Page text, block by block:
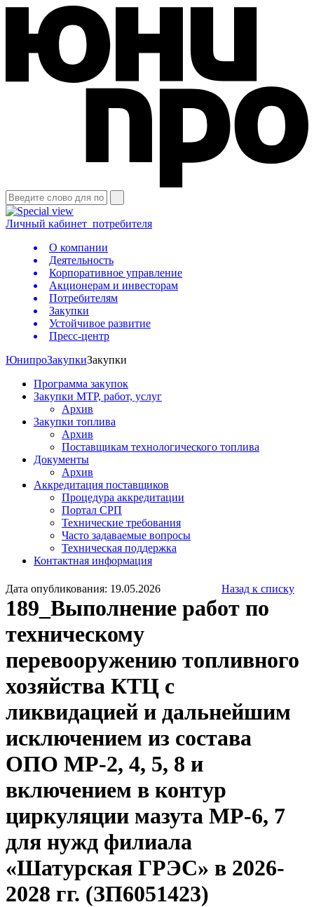
Личный кабинет потребителя
О компании
Деятельность
Корпоративное управление
Акционерам и инвесторам
Потребителям
Закупки
Устойчивое развитие
Пресс-центр
ЮнипроЗакупкиЗакупки
Программа закупок
Закупки МТР, работ, услуг
Архив
Закупки топлива
Архив
Поставщикам технологического топлива
Документы
Архив
Аккредитация поставщиков
Процедура аккредитации
Портал СРП
Технические требования
Часто задаваемые вопросы
Техническая поддержка
Контактная информация
Дата опубликования: 19.05.2026 Назад к списку
189_Выполнение работ по
техническому
перевооружению топливного
хозяйства КТЦ с
ликвидацией и дальнейшим
исключением из состава
ОПО МР-2, 4, 5, 8 и
включением в контур
циркуляции мазута МР-6, 7
для нужд филиала
«Шатурская ГРЭС» в 2026-
2028 гг. (ЗП6051423)